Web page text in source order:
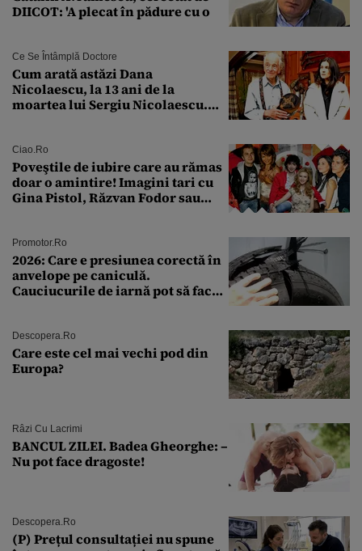
DIICOT: 'A plecat în pădure cu o
Ce Se Întâmplă Doctore
Cum arată astăzi Dana
Nicolaescu, la 13 ani de la
moartea lui Sergiu Nicolaescu.
Ciao.ro
Poveştile de iubire care au rămas
doar o amintire! Imagini tari cu
Gina Pistol, Răzvan Fodor sau
Promotor.ro
2026: Care e presiunea corectă în
anvelope pe caniculă.
Cauciucurile de iarnă pot să facă
Descopera.ro
Care este cel mai vechi pod din
Europa?
Râzi Cu Lacrimi
BANCUL ZILEI. Badea Gheorghe: –
Nu pot face dragoste!
Descopera.ro
(P) Prețul consultației nu spune